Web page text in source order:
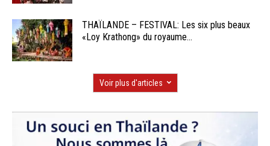
THAÏLANDE – FESTIVAL: Les six plus beaux
«Loy Krathong» du royaume...
Voir plus d'articles